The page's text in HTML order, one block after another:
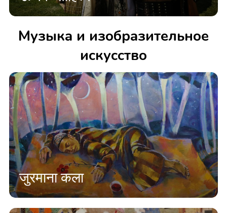
Музыка и изобразительное
искусство
जुरमाना कला